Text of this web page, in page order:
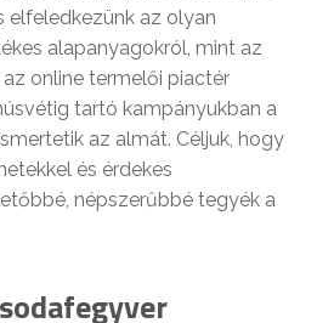
az olyan
alapanyagokról, mint az
online termelői piactér
tartó kampányukban a
az almát. Céljuk, hogy
és érdekes
népszerűbbé tegyék a